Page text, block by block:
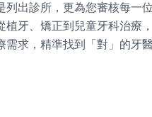
列出診所，更為您審核每一
植牙、矯正到兒童牙科治療
需求，精準找到「對」的牙醫